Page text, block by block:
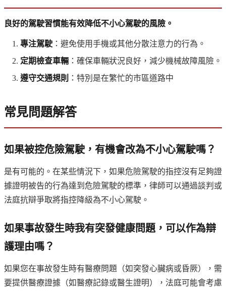
良好的駕駛習慣能有效降低不小心駕駛的風險。
專注駕駛 ：避免使用手機或其他分散注意力的行為。
定期檢查車輛 ：確保車輛狀況良好，減少機械故障風險。
遵守交通規則 ：特別是在繁忙的市區道路中
常見問題解答
如果被控危險駕駛，有機會改為不小心駕駛嗎？
是有可能的。在某些情況下，如果危險駕駛的指控沒有足夠證
據證明被告的行為達到危險駕駛的標準，律師可以通過談判或
法庭抗辯爭取將指控降級為不小心駕駛。
如果事故發生時我有突發健康問題，可以作為辯
護理由嗎？
如果您在事故發生時有醫療問題（如突發心臟病或昏厥），需
要提供醫療證據（如醫療記錄或醫生證明），法庭可能會考慮